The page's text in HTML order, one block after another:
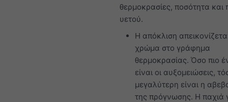
θερμοκρασίες, ποσότητα και
υετού.
Η απόκλιση
χρώμα στο γράφημα
θερμοκρασίας. Όσο πιο
είναι οι αυξομειώσεις,
μεγαλύτερη είναι η
της πρόγνωσης. Η παχιά